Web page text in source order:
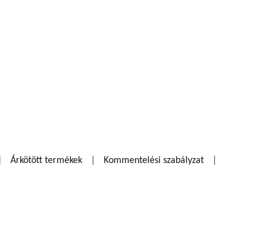
Árkötött termékek Kommentelési szabályzat